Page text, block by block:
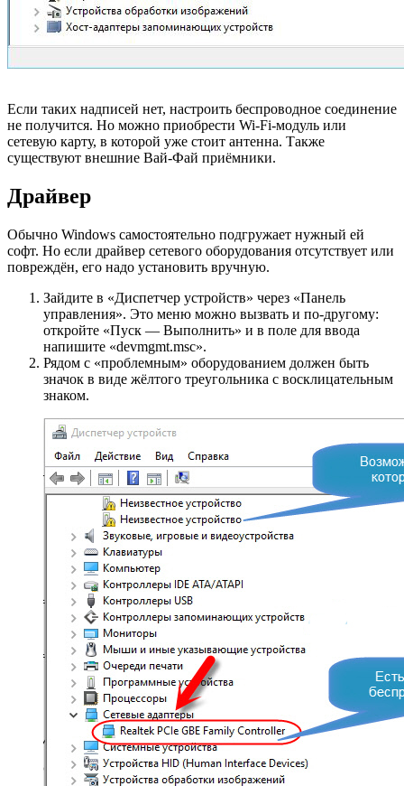
Если таких надписей нет, настроить беспроводное соединение
не получится. Но можно приобрести Wi-Fi-модуль или
сетевую карту, в которой уже стоит антенна. Также
существуют внешние Вай-Фай приёмники.
Драйвер
Обычно Windows самостоятельно подгружает нужный ей
софт. Но если драйвер сетевого оборудования отсутствует или
повреждён, его надо установить вручную.
Зайдите в «Диспетчер устройств» через «Панель
управления». Это меню можно вызвать и по-другому:
откройте «Пуск ­— Выполнить» и в поле для ввода
напишите «devmgmt.msc».
Рядом с «проблемным» оборудованием должен быть
значок в виде жёлтого треугольника с восклицательным
знаком.